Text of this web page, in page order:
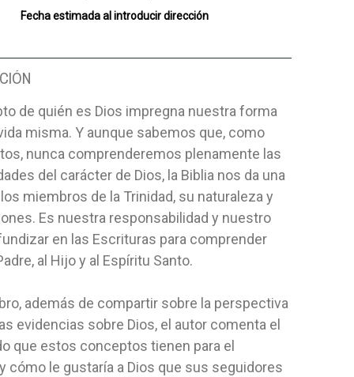
Fecha estimada al introducir dirección
de quién es Dios impregna nuestra forma
misma. Y aunque sabemos que, como
nunca comprenderemos plenamente las
del carácter de Dios, la Biblia nos da una
miembros de la Trinidad, su naturaleza y
Es nuestra responsabilidad y nuestro
en las Escrituras para comprender
al Hijo y al Espíritu Santo.
además de compartir sobre la perspectiva
evidencias sobre Dios, el autor comenta el
que estos conceptos tienen para el
cómo le gustaría a Dios que sus seguidores